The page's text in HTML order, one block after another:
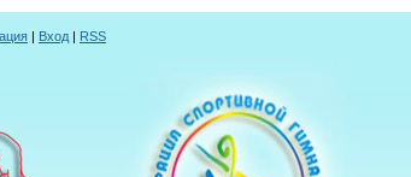
| Вход | RSS